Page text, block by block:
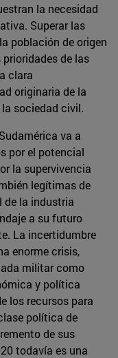
la necesidad
Superar las
población de origen
de las
clara
originaria de la
sociedad civil.
va a
por el potencial
la supervivencia
legítimas de
de la industria
a su futuro
La incertidumbre
enorme crisis,
militar como
y política
los recursos para
política de
de sus
todavía es una